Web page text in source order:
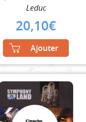
Leduc
20,10€
Ajouter